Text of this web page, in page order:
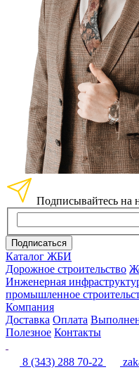
Подписывайтесь на
Подписаться
Каталог ЖБИ
Дорожное строительство
Инженерная
промышленное
Компания
Доставка Оплата
Полезное Контакты
8 (343) 288 70-22